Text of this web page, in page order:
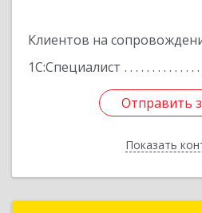
Клиентов на
1С:Специалист
Отправить
Показать
Отправить
Назад